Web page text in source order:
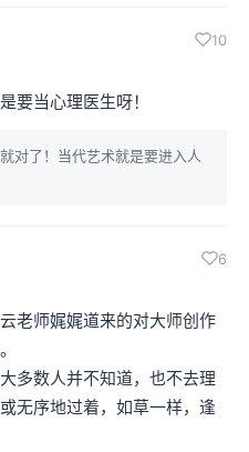
10
要当心理医生呀！
对了！当代艺术就是要进入人
6
老师娓娓道来的对大师创作
多数人并不知道，也不去理
无序地过着，如草一样，逢